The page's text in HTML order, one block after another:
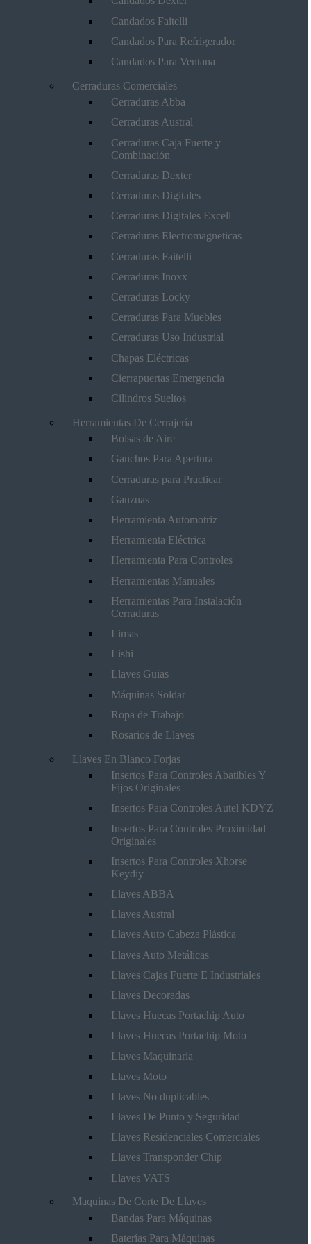
Candados Faitelli
Candados Para Refrigerador
Candados Para Ventana
Cerraduras Comerciales
Cerraduras Abba
Cerraduras Austral
Cerraduras Caja Fuerte y
Combinación
Cerraduras Dexter
Cerraduras Digitales
Cerraduras Digitales Excell
Cerraduras Electromagneticas
Cerraduras Faitelli
Cerraduras Inoxx
Cerraduras Locky
Cerraduras Para Muebles
Cerraduras Uso Industrial
Chapas Eléctricas
Cierrapuertas Emergencia
Cilindros Sueltos
Herramientas De Cerrajería
Bolsas de Aire
Ganchos Para Apertura
Cerraduras para Practicar
Ganzuas
Herramienta Automotriz
Herramienta Eléctrica
Herramienta Para Controles
Herramientas Manuales
Herramientas Para Instalación
Cerraduras
Limas
Lishi
Llaves Guias
Máquinas Soldar
Ropa de Trabajo
Rosarios de Llaves
Llaves En Blanco Forjas
Insertos Para Controles Abatibles Y
Fijos Originales
Insertos Para Controles Autel KDYZ
Insertos Para Controles Proximidad
Originales
Insertos Para Controles Xhorse
Keydiy
Llaves ABBA
Llaves Austral
Llaves Auto Cabeza Plástica
Llaves Auto Metálicas
Llaves Cajas Fuerte E Industriales
Llaves Decoradas
Llaves Huecas Portachip Auto
Llaves Huecas Portachip Moto
Llaves Maquinaria
Llaves Moto
Llaves No duplicables
Llaves De Punto y Seguridad
Llaves Residenciales Comerciales
Llaves Transponder Chip
Llaves VATS
Maquinas De Corte De Llaves
Bandas Para Máquinas
Baterías Para Máquinas